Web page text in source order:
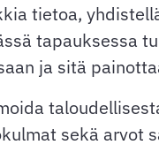
tietoa,
tapauksessa
ja sitä
sekä arvot